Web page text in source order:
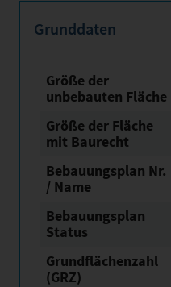
Grunddaten
Größe der
unbebauten Fläche
Größe der Fläche
mit Baurecht
Bebauungsplan Nr.
/ Name
Bebauungsplan
Status
Grundflächen­zahl
(GRZ)